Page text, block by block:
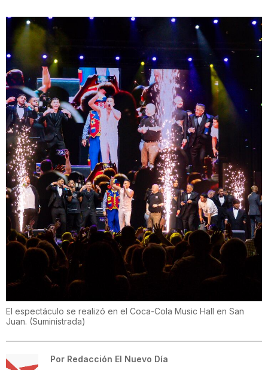
El espectáculo se realizó en el Coca-Cola Music Hall en San
Juan. (Suministrada)
Por Redacción El Nuevo Día